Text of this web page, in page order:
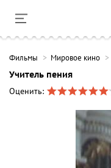
Фильмы Мировое кино
Учитель пения
Оценить: